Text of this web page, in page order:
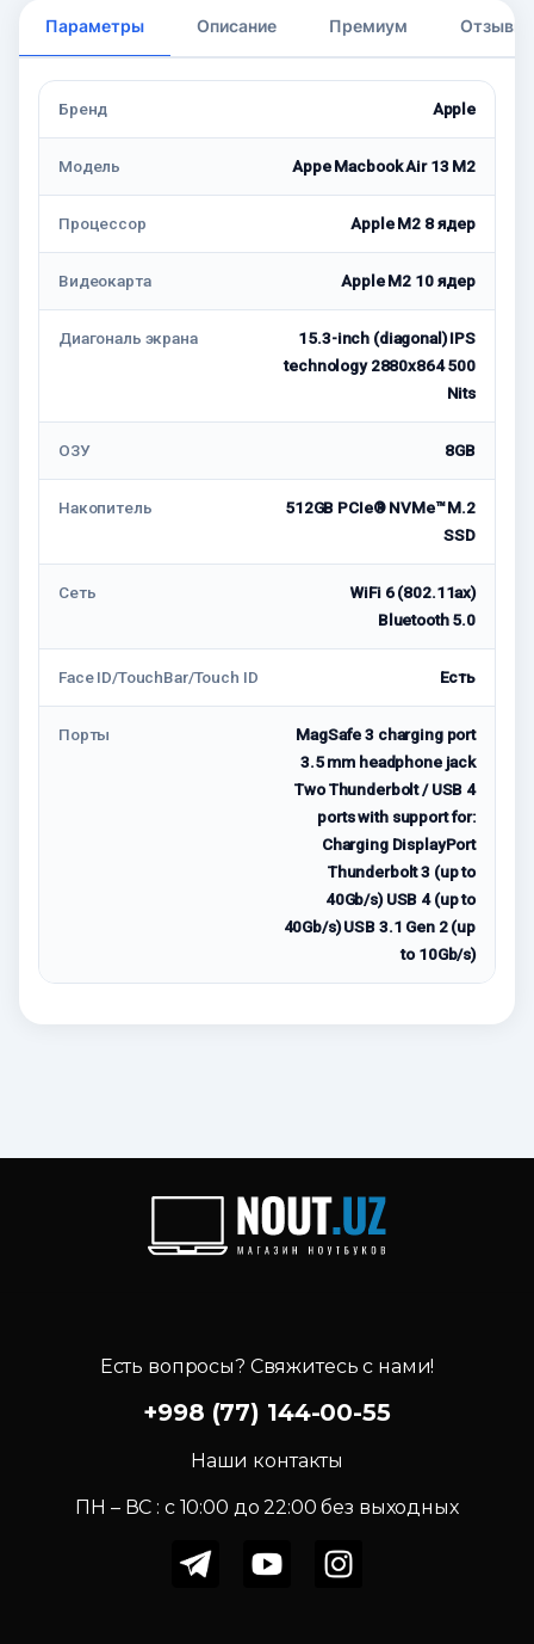
Параметры Описание Премиум Отзывы
Бренд Apple
Модель Appe Macbook Air 13 M2
Процессор Apple M2 8 ядер
Видеокарта Apple M2 10 ядер
Диагональ экрана
15.3-inch (diagonal) IPS
technology 2880x864 500
Nits
ОЗУ 8GB
Накопитель
512GB PCIe® NVMe™ M.2
SSD
Сеть
WiFi 6 (802.11ax)
Bluetooth 5.0
Face ID/TouchBar/Touch ID Есть
Порты
MagSafe 3 charging port
3.5 mm headphone jack
Two Thunderbolt / USB 4
ports with support for:
Charging DisplayPort
Thunderbolt 3 (up to
40Gb/s) USB 4 (up to
40Gb/s) USB 3.1 Gen 2 (up
to 10Gb/s)
Есть вопросы? Свяжитесь с нами!
+998 (77) 144-00-55
Наши контакты
ПН – ВС : c 10:00 до 22:00 без выходных